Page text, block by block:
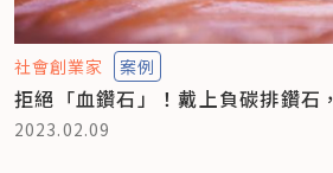
社會創業家 案例
拒絕「血鑽石」！戴上負碳排鑽石
2023.02.09